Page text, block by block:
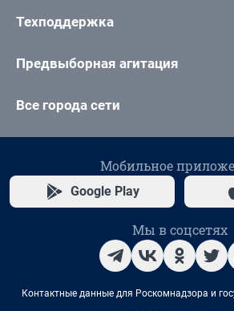
Техподдержка
Предвыборная агитация
Все города сети
Мобильное
Google Play
Мы в соцсетях
Контактные данные для Роскомнадзора и